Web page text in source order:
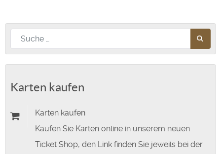
Nach diesem Begriff suchen
Karten kaufen
Karten kaufen
Kaufen Sie Karten online in unserem neuen
Ticket Shop, den Link finden Sie jeweils bei der